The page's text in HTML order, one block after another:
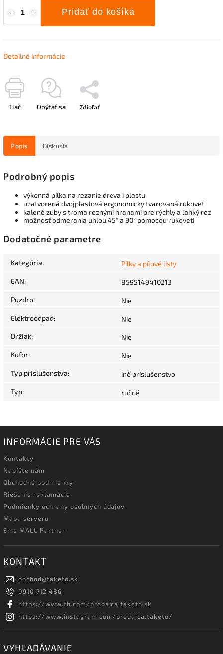
Pridať do košíka
Detailné informácie
Tlač Opýtať sa Zdieľať
Popis Diskusia
Podrobný popis
výkonná pílka na rezanie dreva i plastu
uzatvorená dvojplastová ergonomicky tvarovaná rukoveť
kalené zuby s troma reznými hranami pre rýchly a ľahký rez
možnosť odmerania uhlou 45° a 90° pomocou rukovetí
Dodatočné parametre
Kategória: Pílky a pílové listy
EAN: 8595149410213
Puzdro: Nie
Elektroodpad: Nie
Držiak: Nie
Kufor: Nie
Typ príslušenstva: iné príslušenstvo
Typ: ručné
INFORMÁCIE PRE VÁS
Kontakty
Napíšte nám
Obchodné podmienky
Riešenie reklamácie
Podmienky ochrany osobných údajov
Mapa serveru
Sme MALL Partner
KONTAKT
obchod@taketo.sk
0910 712 486
https://www.fb.com/predajca.taketo.sk
https://www.instagram.com/predajca.taketo/
VYHĽADÁVANIE